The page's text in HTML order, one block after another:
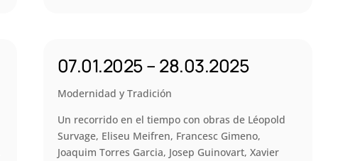
07.01.2025 – 28.03.2025
Modernidad y Tradición
Un recorrido en el tiempo con obras de Léopold
Survage, Eliseu Meifren, Francesc Gimeno,
Joaquim Torres Garcia, Josep Guinovart, Xavier